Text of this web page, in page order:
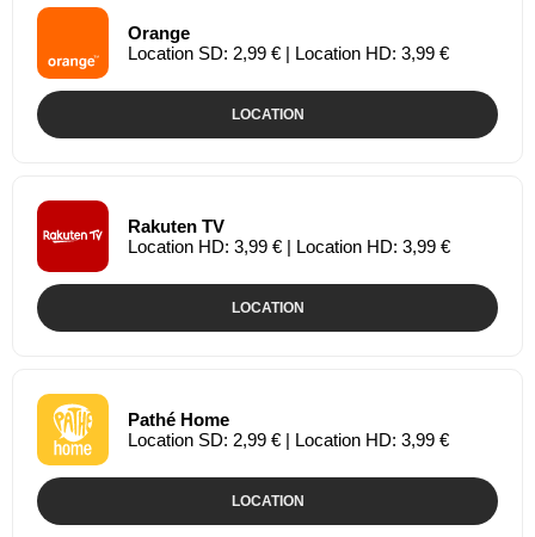
Orange
Location SD: 2,99 € | Location HD: 3,99 €
LOCATION
Rakuten TV
Location HD: 3,99 € | Location HD: 3,99 €
LOCATION
Pathé Home
Location SD: 2,99 € | Location HD: 3,99 €
LOCATION